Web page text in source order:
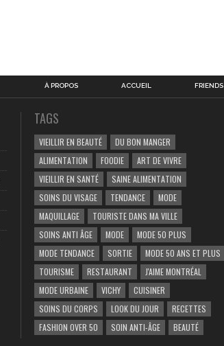
À PROPOS ACCUEIL FRIENDS
TAGS
VIEILLIR EN BEAUTÉ
DU BON MANGER
ALIMENTATION
FOODIE
ART DE VIVRE
VIEILLIR EN SANTÉ
SAINE ALIMENTATION
SOINS DU VISAGE
TENDANCE
MODE
MAQUILLAGE
TOURISTE DANS MA VILLE
SOINS ANTI ÂGE
MODE
MODE 50 PLUS
MODE TENDANCE
SORTIE
MODE 50 ANS ET PLUS
TOURISME
RESTAURANT
J'AIME MONTRÉAL
MODE URBAINE
VICHY
CUISINER
SOINS DU CORPS
LOOK DU JOUR
RECETTES
FASHION OVER 50
SOIN ANTI-ÂGE BEAUTÉ